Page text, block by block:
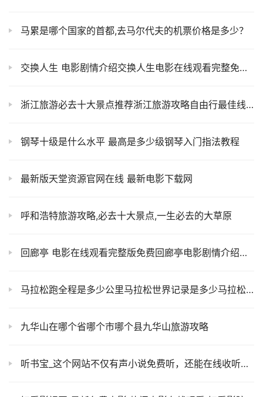
马累是哪个国家的首都,去马尔代夫的机票价格是多少？
交换人生 电影剧情介绍交换人生电影在线观看完整免费播放-星空影视
浙江旅游必去十大景点推荐浙江旅游攻略自由行最佳线路
钢琴十级是什么水平 最高是多少级钢琴入门指法教程
最新版天堂资源官网在线 最新电影下载网
呼和浩特旅游攻略,必去十大景点,一生必去的大草原
回廊亭 电影在线观看完整版免费回廊亭电影剧情介绍免费看片-星空影视
马拉松跑全程是多少公里马拉松世界记录是多少马拉松全程视频分享
九华山在哪个省哪个市哪个县九华山旅游攻略
听书宝_这个网站不仅有声小说免费听，还能在线收听评书和有声读物